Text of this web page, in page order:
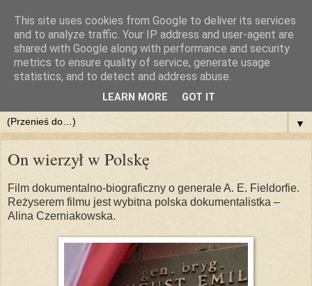
::DlaPolski.pl - POBIERZ
Pobieraj filmy, muzykę, dokumenty, programy. Chomikuj z
▼
On wierzył w Polskę
Film dokumentalno-biograficzny o generale A. E. Fieldorfie.
Reżyserem filmu jest wybitna polska dokumentalistka –
Alina Czerniakowska.
This site uses cookies from Google to deliver its services
and to analyze traffic. Your IP address and user-agent are
shared with Google along with performance and security
metrics to ensure quality of service, generate usage
statistics, and to detect and address abuse.
LEARN MORE GOT IT